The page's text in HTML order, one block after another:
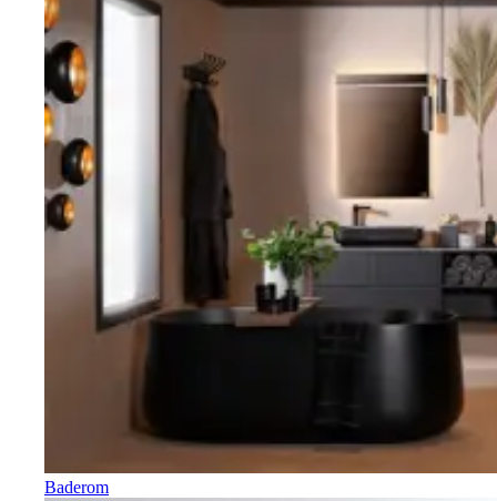
Baderom